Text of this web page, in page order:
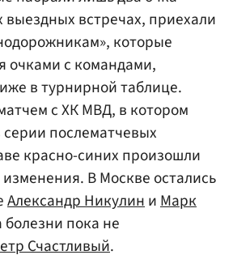
выездных встречах, приехали
которые
очками с командами,
в турнирной таблице.
с ХК МВД, в котором
послематчевых
красно-синих произошли
В Москве остались
Александр НикулиниМарк
болезни пока не
Счастливый.